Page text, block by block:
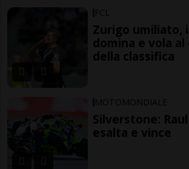
FCL
Zurigo umiliato,
domina e vola al
della classifica
MOTOMONDIALE
Silverstone:
esalta e vince